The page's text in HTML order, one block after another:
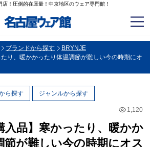
！圧倒的在庫量！中京地区のウェア専門館！
ブランドから探す
BRYNJE
たり、暖かかったり体温調節が難しい今の時期にオ
1,120
ら探す ジャンルから探す
入品】寒かったり、暖かか
節が難しい今の時期にオス